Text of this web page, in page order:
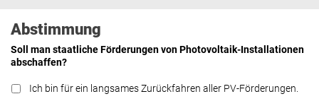
Abstimmung
Soll man staatliche Förderungen von Photovoltaik-Installationen
abschaffen?
Ich bin für ein langsames Zurückfahren aller PV-Förderungen.